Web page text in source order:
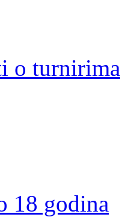
o turnirima
18 godina